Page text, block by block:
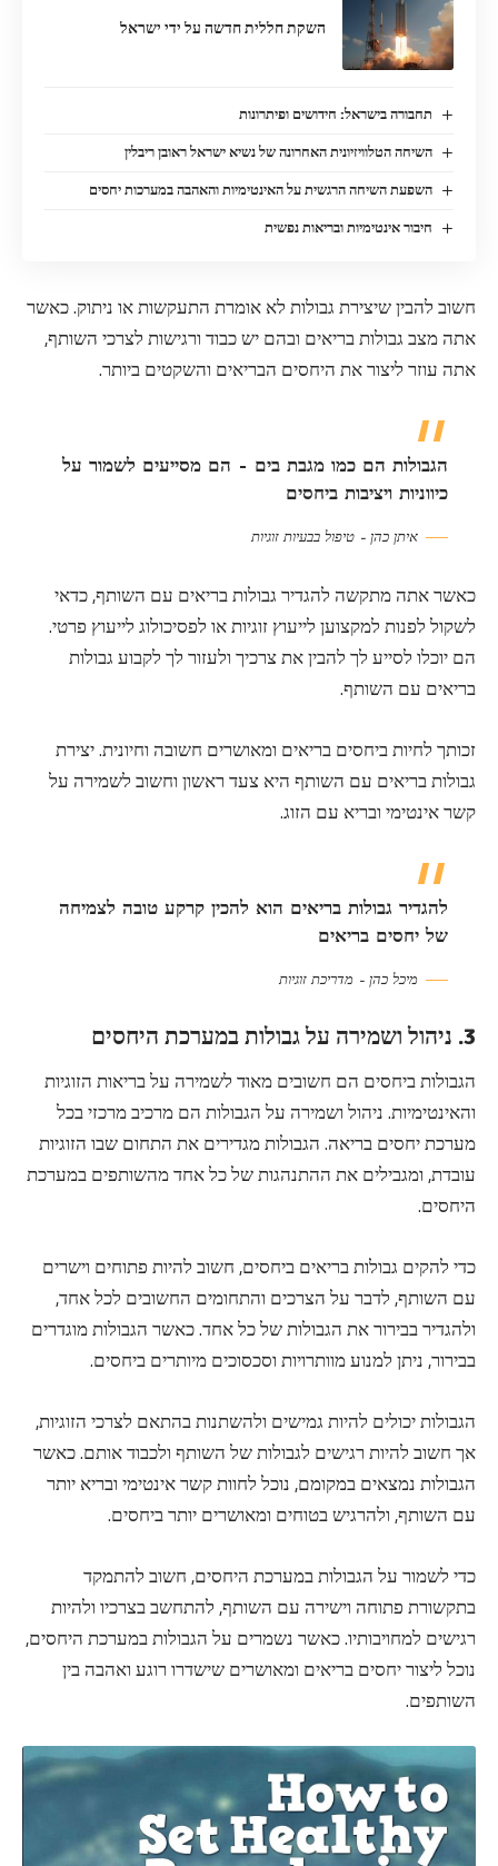
השקת חללית חדשה על ידי ישראל
תחבורה בישראל: חידושים ופיתרונות
השיחה הטלוויזיונית האחרונה של נשיא ישראל ראובן ריבלין
השפעת השיחה הרגשית על האינטימיות והאהבה במערכות יחסים
חיבור אינטימיות ובריאות נפשית
חשוב להבין שיצירת גבולות לא אומרת התעקשות או ניתוק. כאשר
אתה מצב גבולות בריאים ובהם יש כבוד ורגישות לצרכי השותף,
אתה עוזר ליצור את היחסים הבריאים והשקטים ביותר.
הגבולות הם כמו מגבת בים – הם מסייעים לשמור על
כיווניות ויציבות ביחסים
איתן כהן – טיפול בבעיות זוגיות
כאשר אתה מתקשה להגדיר גבולות בריאים עם השותף, כדאי
לשקול לפנות למקצוען לייעוץ זוגיות או לפסיכולוג לייעוץ פרטי.
הם יוכלו לסייע לך להבין את צרכיך ולעזור לך לקבוע גבולות
בריאים עם השותף.
זכותך לחיות ביחסים בריאים ומאושרים חשובה וחיונית. יצירת
גבולות בריאים עם השותף היא צעד ראשון וחשוב לשמירה על
קשר אינטימי ובריא עם הזוג.
להגדיר גבולות בריאים הוא להכין קרקע טובה לצמיחה
של יחסים בריאים
מיכל כהן – מדריכת זוגיות
3. ניהול ושמירה על גבולות במערכת היחסים
הגבולות ביחסים הם חשובים מאוד לשמירה על בריאות הזוגיות
והאינטימיות. ניהול ושמירה על הגבולות הם מרכיב מרכזי בכל
מערכת יחסים בריאה. הגבולות מגדירים את התחום שבו הזוגיות
עובדת, ומגבילים את ההתנהגות של כל אחד מהשותפים במערכת
היחסים.
כדי להקים גבולות בריאים ביחסים, חשוב להיות פתוחים וישרים
עם השותף, לדבר על הצרכים והתחומים החשובים לכל אחד,
ולהגדיר בבירור את הגבולות של כל אחד. כאשר הגבולות מוגדרים
בבירור, ניתן למנוע מוותרויות וסכסוכים מיותרים ביחסים.
הגבולות יכולים להיות גמישים ולהשתנות בהתאם לצרכי הזוגיות,
אך חשוב להיות רגישים לגבולות של השותף ולכבוד אותם. כאשר
הגבולות נמצאים במקומם, נוכל לחוות קשר אינטימי ובריא יותר
עם השותף, ולהרגיש בטוחים ומאושרים יותר ביחסים.
כדי לשמור על הגבולות במערכת היחסים, חשוב להתמקד
בתקשורת פתוחה וישירה עם השותף, להתחשב בצרכיו ולהיות
רגישים למחויבותיו. כאשר נשמרים על הגבולות במערכת היחסים,
נוכל ליצור יחסים בריאים ומאושרים שישדרו רוגע ואהבה בין
השותפים.